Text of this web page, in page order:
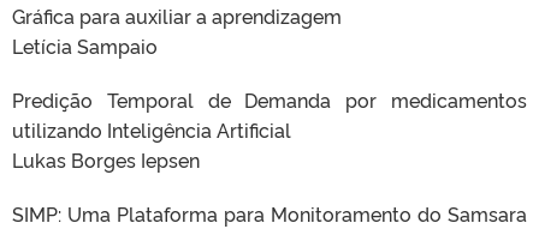
Gráfica para auxiliar a aprendizagem
Letícia Sampaio
Predição Temporal de Demanda por medicamentos
utilizando Inteligência Artificial
Lukas Borges Iepsen
SIMP: Uma Plataforma para Monitoramento do Samsara